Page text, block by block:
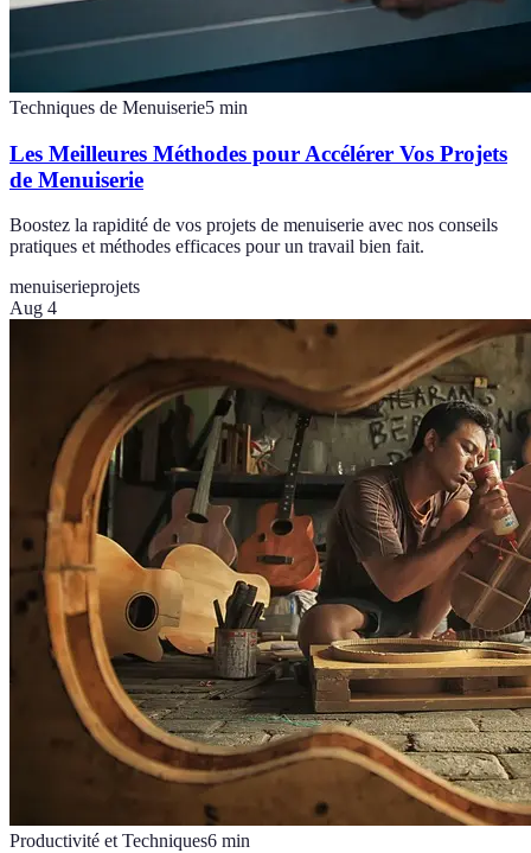
Techniques de Menuiserie5 min
Les Meilleures Méthodes pour Accélérer Vos Projets
de Menuiserie
Boostez la rapidité de vos projets de menuiserie avec nos conseils
pratiques et méthodes efficaces pour un travail bien fait.
menuiserieprojets
Aug 4
Productivité et Techniques6 min